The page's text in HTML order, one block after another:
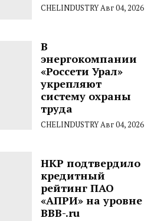
CHELINDUSTRYАвг 04, 2026
В
энергокомпании
«Россети Урал»
укрепляют
систему охраны
труда
CHELINDUSTRYАвг 04, 2026
НКР подтвердило
кредитный
рейтинг ПАО
«АПРИ» на уровне
BBB-.ru